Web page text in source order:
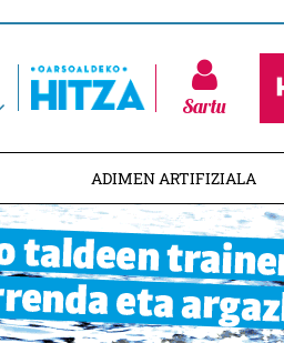
Sartu
ADIMEN ARTIFIZIALA